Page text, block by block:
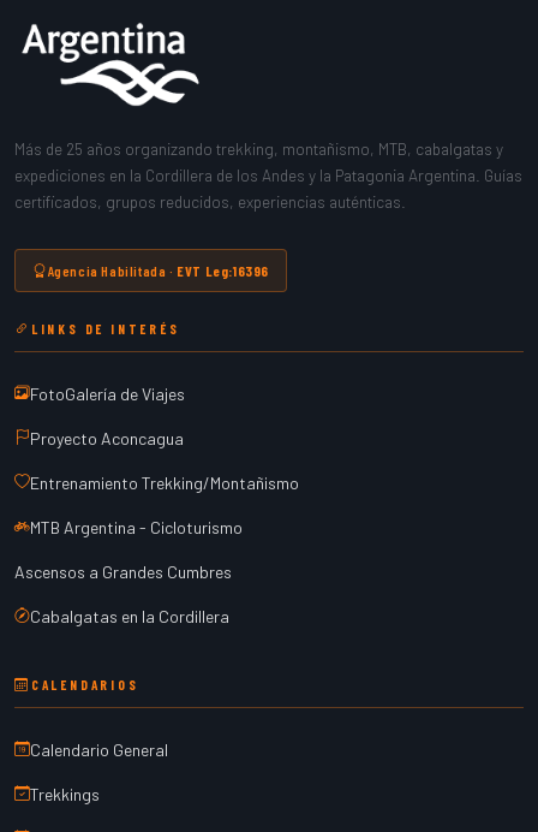
Más de 25 años organizando trekking, montañismo, MTB, cabalgatas y
expediciones en la Cordillera de los Andes y la Patagonia Argentina. Guías
certificados, grupos reducidos, experiencias auténticas.
Agencia Habilitada · EVT Leg:16396
LINKS DE INTERÉS
FotoGalería de Viajes
Proyecto Aconcagua
Entrenamiento Trekking/Montañismo
MTB Argentina - Cicloturismo
Ascensos a Grandes Cumbres
Cabalgatas en la Cordillera
CALENDARIOS
Calendario General
Trekkings